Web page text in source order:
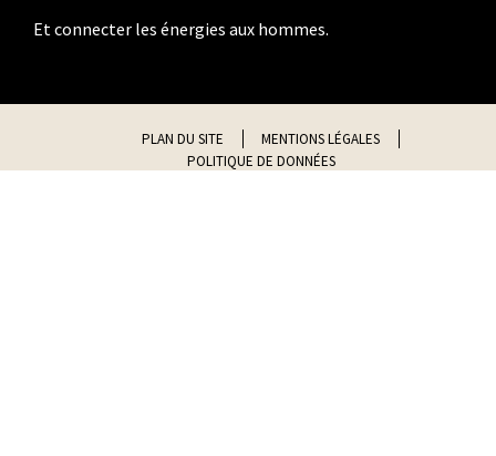
Et connecter les énergies aux hommes.
PLAN DU SITE
MENTIONS LÉGALES
POLITIQUE DE DONNÉES